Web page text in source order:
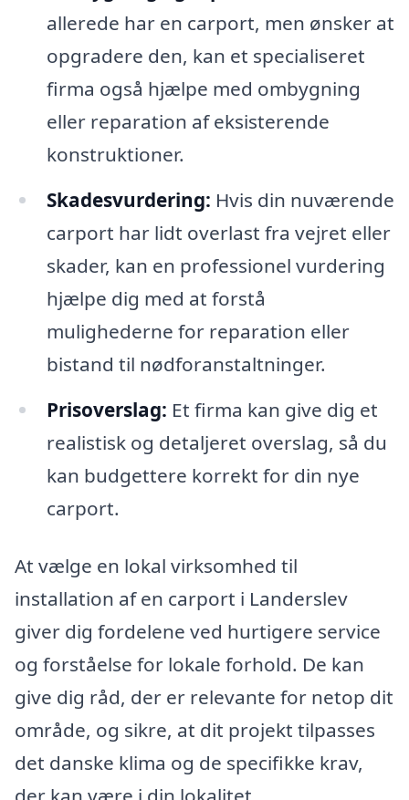
allerede har en carport, men ønsker at
opgradere den, kan et specialiseret
firma også hjælpe med ombygning
eller reparation af eksisterende
konstruktioner.
Skadesvurdering: Hvis din nuværende
carport har lidt overlast fra vejret eller
skader, kan en professionel vurdering
hjælpe dig med at forstå
mulighederne for reparation eller
bistand til nødforanstaltninger.
Prisoverslag: Et firma kan give dig et
realistisk og detaljeret overslag, så du
kan budgettere korrekt for din nye
carport.
At vælge en lokal virksomhed til
installation af en carport i Landerslev
giver dig fordelene ved hurtigere service
og forståelse for lokale forhold. De kan
give dig råd, der er relevante for netop dit
område, og sikre, at dit projekt tilpasses
det danske klima og de specifikke krav,